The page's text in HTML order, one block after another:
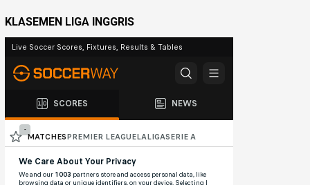
KLASEMEN LIGA INGGRIS